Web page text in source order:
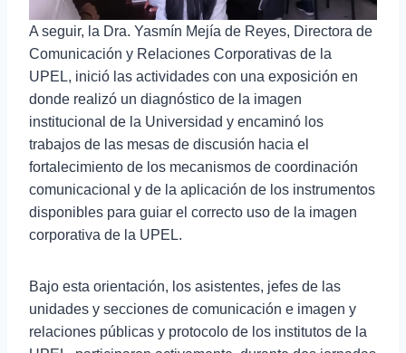
A seguir, la Dra. Yasmín Mejía de Reyes, Directora de
Comunicación y Relaciones Corporativas de la
UPEL, inició las actividades con una exposición en
donde realizó un diagnóstico de la imagen
institucional de la Universidad y encaminó los
trabajos de las mesas de discusión hacia el
fortalecimiento de los mecanismos de coordinación
comunicacional y de la aplicación de los instrumentos
disponibles para guiar el correcto uso de la imagen
corporativa de la UPEL.
Bajo esta orientación, los asistentes, jefes de las
unidades y secciones de comunicación e imagen y
relaciones públicas y protocolo de los institutos de la